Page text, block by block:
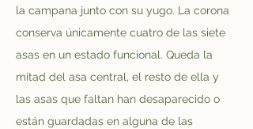
la campana junto con su yugo. La corona
conserva únicamente cuatro de las siete
asas en un estado funcional. Queda la
mitad del asa central, el resto de ella y
las asas que faltan han desaparecido o
están guardadas en alguna de las